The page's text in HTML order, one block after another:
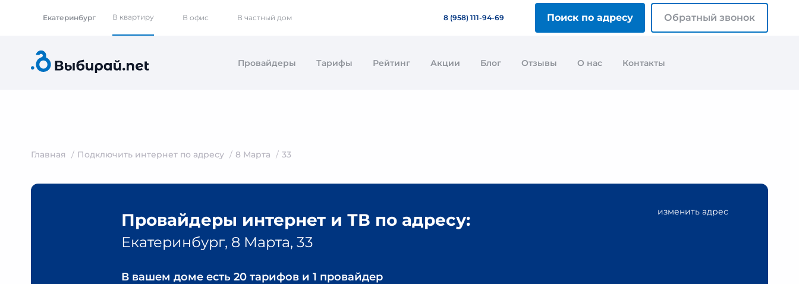
Екатеринбург В квартиру В офис В частный дом 8 (958) 111-94-69 Поиск по адресу Обратный звонок
Провайдеры Тарифы Рейтинг Акции Блог Отзывы О нас Контакты
Главная Подключить интернет по адресу 8 Марта 33
изменить адрес
Провайдеры интернет и ТВ по адресу:
Екатеринбург, 8 Марта, 33
В вашем доме есть 20 тарифов и 1 провайдер